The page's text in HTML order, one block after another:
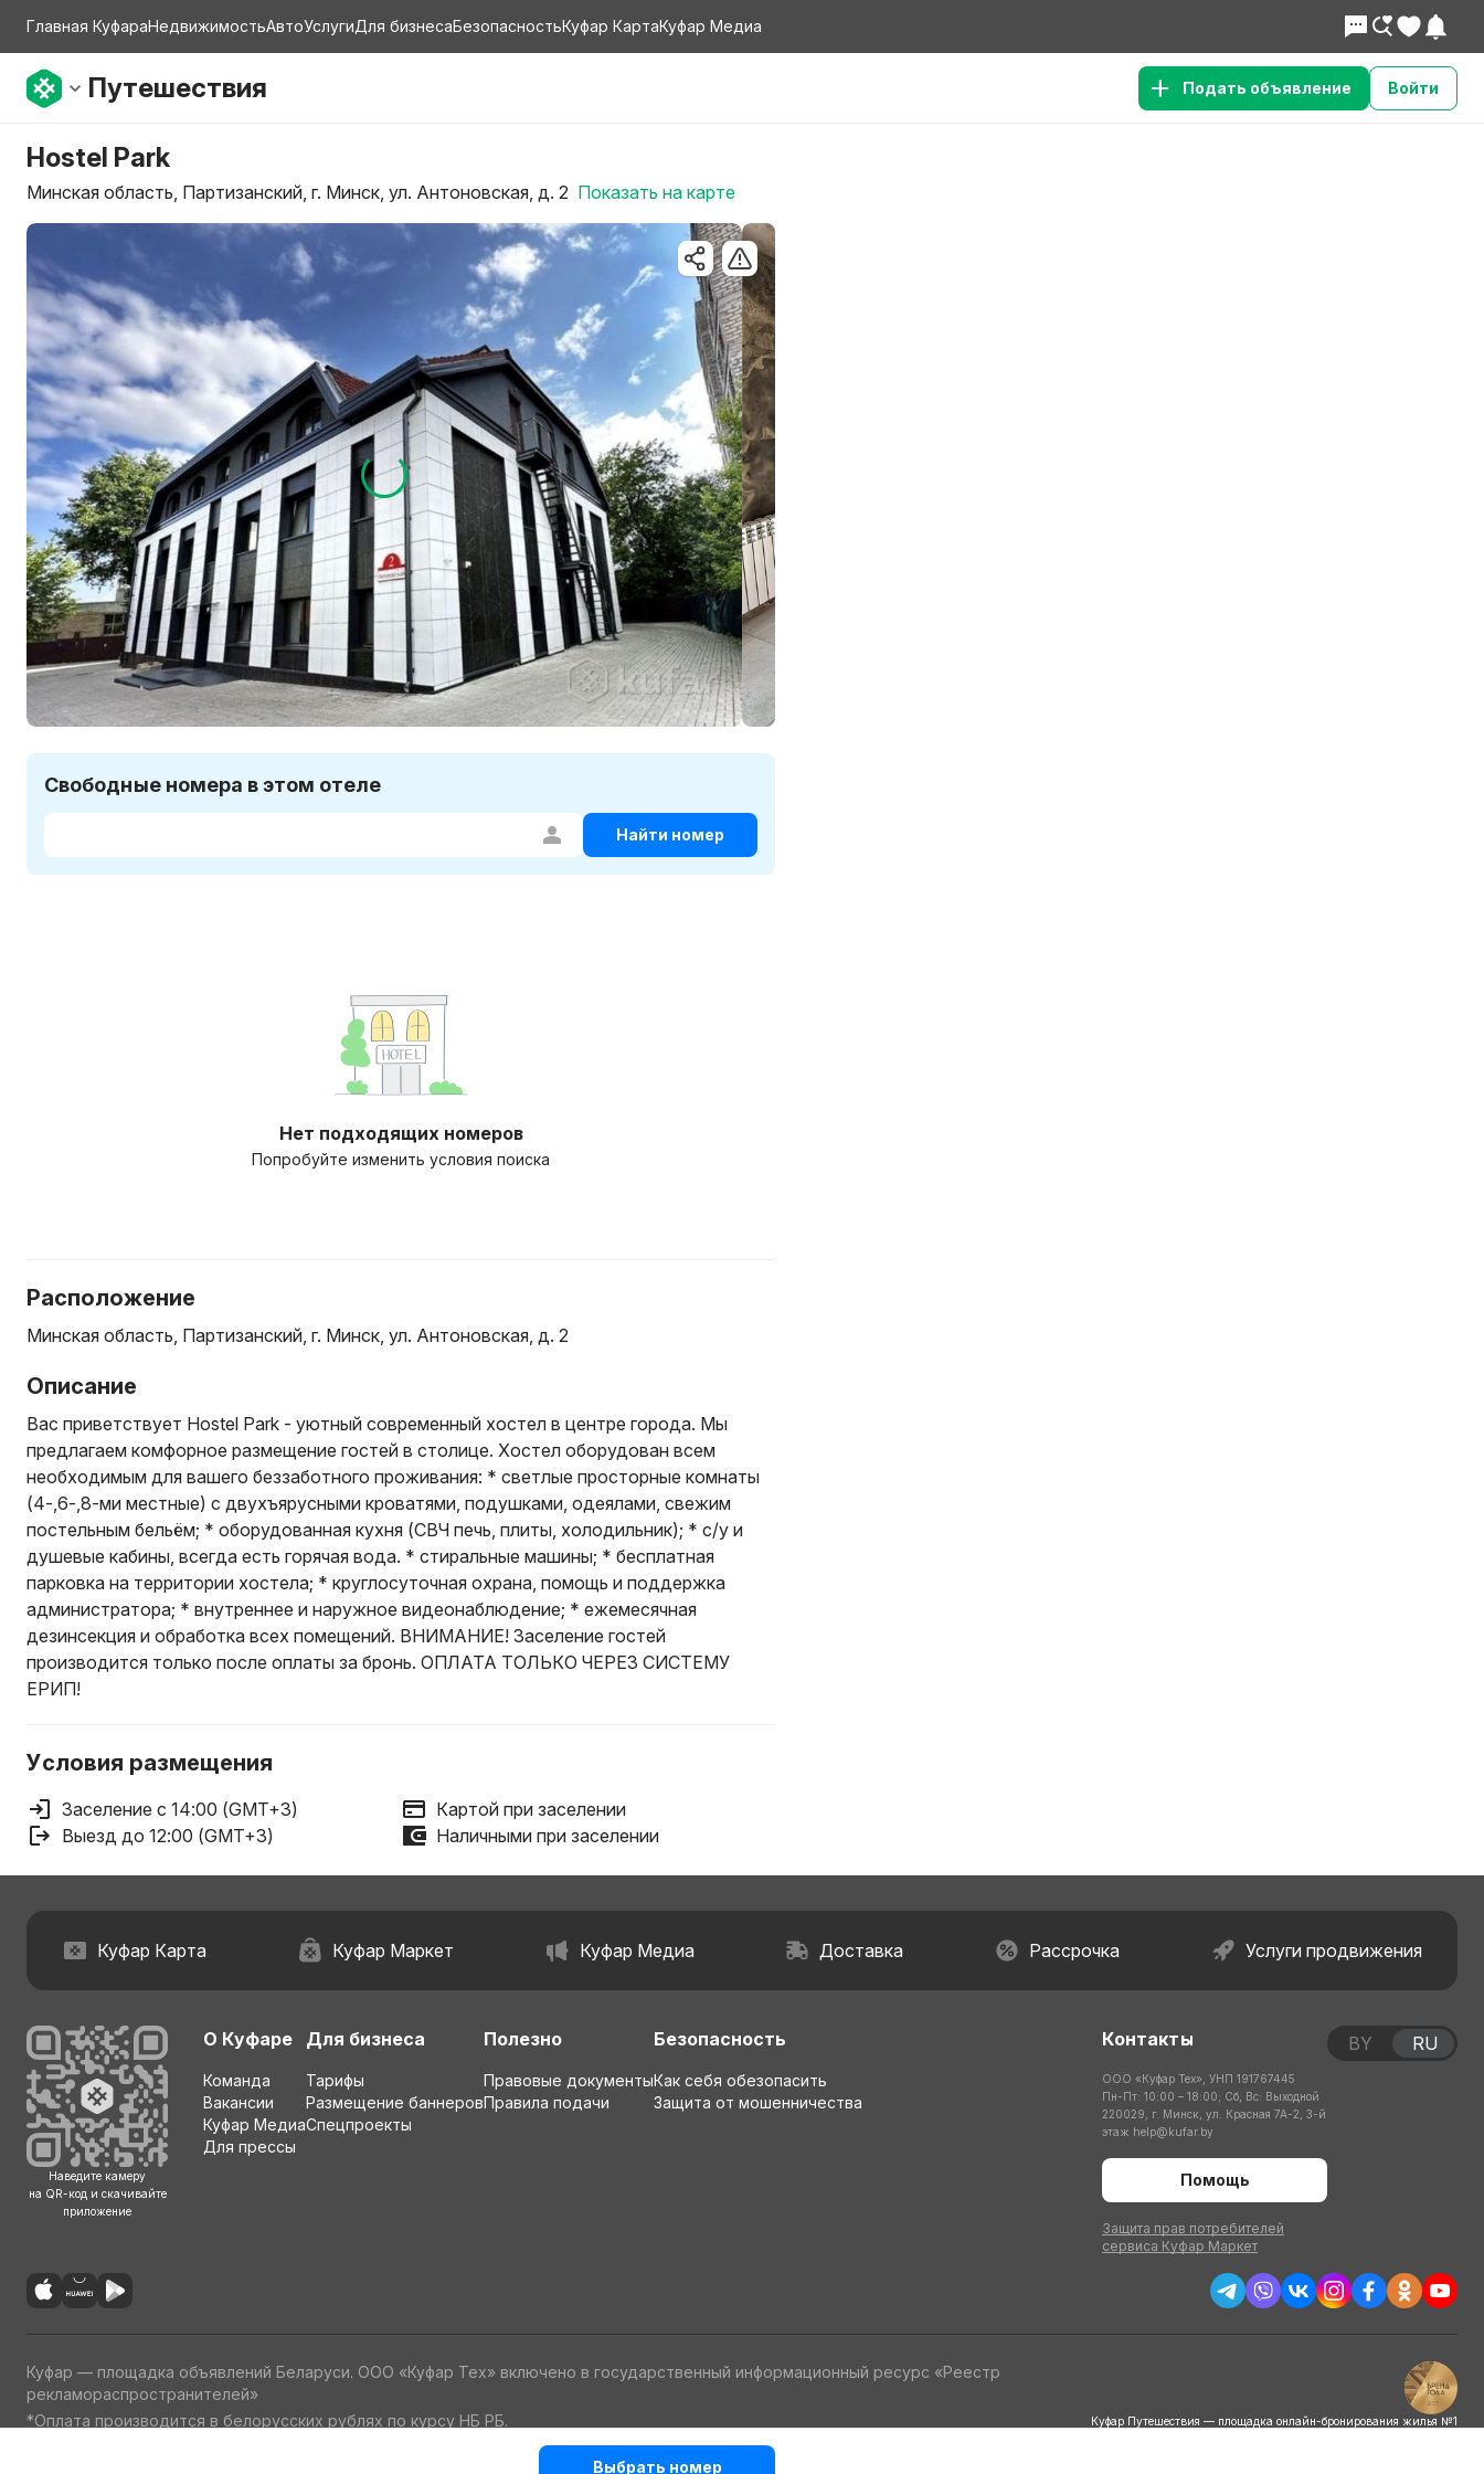
Главная КуфараНедвижимостьАвтоУслугиДля бизнесаБезопасностьКуфар КартаКуфар Медиа
Путешествия Подать объявление Войти
Hostel Park
Минская область, Партизанский, г. Минск, ул. Антоновская, д. 2 Показать на карте
Свободные номера в этом отеле
Найти номер
Нет подходящих номеров
Попробуйте изменить условия поиска
Расположение
Минская область, Партизанский, г. Минск, ул. Антоновская, д. 2
Описание
Вас приветствует Hostel Park - уютный современный хостел в центре города. Мы
предлагаем комфорное размещение гостей в столице. Хостел оборудован всем
необходимым для вашего беззаботного проживания: * светлые просторные комнаты
(4-,6-,8-ми местные) с двухъярусными кроватями, подушками, одеялами, свежим
постельным бельём; * оборудованная кухня (СВЧ печь, плиты, холодильник); * с/у и
душевые кабины, всегда есть горячая вода. * стиральные машины; * бесплатная
парковка на территории хостела; * круглосуточная охрана, помощь и поддержка
администратора; * внутреннее и наружное видеонаблюдение; * ежемесячная
дезинсекция и обработка всех помещений. ВНИМАНИЕ! Заселение гостей
производится только после оплаты за бронь. ОПЛАТА ТОЛЬКО ЧЕРЕЗ СИСТЕМУ
ЕРИП!
Условия размещения
Заселение с 14:00 (GMT+3)
Выезд до 12:00 (GMT+3)
Картой при заселении
Наличными при заселении
Выбрать номер
Куфар Карта Куфар Маркет Куфар Медиа Доставка Рассрочка Услуги продвижения
Наведите камеру
на QR-код и скачивайте
приложение
О Куфаре
Команда
Вакансии
Куфар Медиа
Для прессы
Для бизнеса
Тарифы
Размещение баннеров
Спецпроекты
Полезно
Правовые документы
Правила подачи
Безопасность
Как себя обезопасить
Защита от мошенничества
Контакты
ООО «Куфар Тех», УНП 191767445
Пн-Пт: 10:00 – 18:00; Сб, Вс: Выходной
220029, г. Минск, ул. Красная 7А-2, 3-й
этаж help@kufar.by
Помощь
Защита прав потребителей
сервиса Куфар Маркет
BY RU
Куфар — площадка объявлений Беларуси. ООО «Куфар Тех» включено в государственный информационный ресурс «Реестр
рекламораспространителей»
*Оплата производится в белорусских рублях по курсу НБ РБ.
Политика обработки персональных данныхПолитика в отношении обработки cookie
Куфар Путешествия — площадка онлайн-бронирования жилья №1